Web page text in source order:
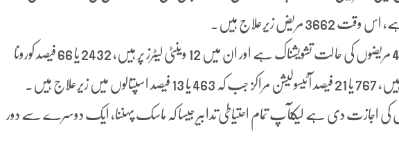
وزیراعلیٰ سندھ کا کہنا تھا کہ ہمارے 41 مریضوں کی حالت تشویشناک ہے اور ان میں 12 وینٹی لیٹرز پر ہیں، 2432 یا 66 فیصد کورونا
کے مریض گھروں میں آئیسولیٹ ہیں، 767 یا 21 فیصد آئیسولیشن مراکز جب کہ 463 یا 13 فیصد اسپتالوں میں زیرعلاج ہیں۔
کی اجازت دی ہے لیکنآپ تمام احتیاطی تدابیر جیسا کہ ماسک پہننا، ایک دوسرے سے دور